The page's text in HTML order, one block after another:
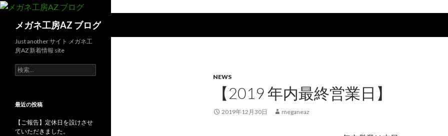
メガネ工房AZ ブログ
NEWS
【2019 年内最終営業日】
2019年12月30日 meganeaz
Just another サイト メガネ工
房AZ 新着情報 site
検
索:
最近の投稿
【ご報告】定休日を設けさせ
ていただきました。